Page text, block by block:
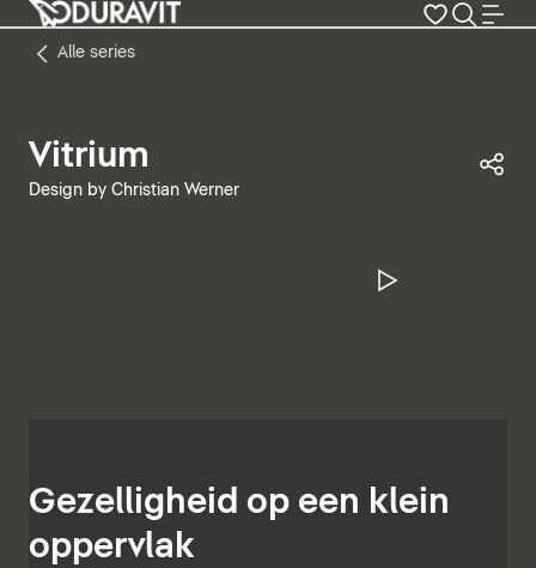
Alle series
Vitrium
Design by Christian Werner
Video
Gezelligheid op een klein
oppervlak